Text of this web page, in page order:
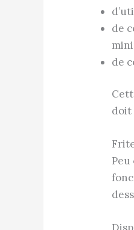
de
de
doit